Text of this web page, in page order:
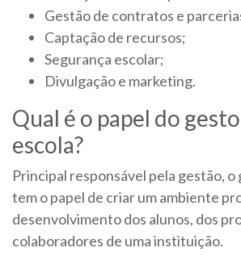
Gestão de contratos e
Captação de recursos;
Segurança escolar;
Divulgação e marketing.
Qual é o papel do
escola?
Principal responsável pela gestão, o
tem o papel de criar um ambiente
desenvolvimento dos alunos, dos
colaboradores de uma instituição.